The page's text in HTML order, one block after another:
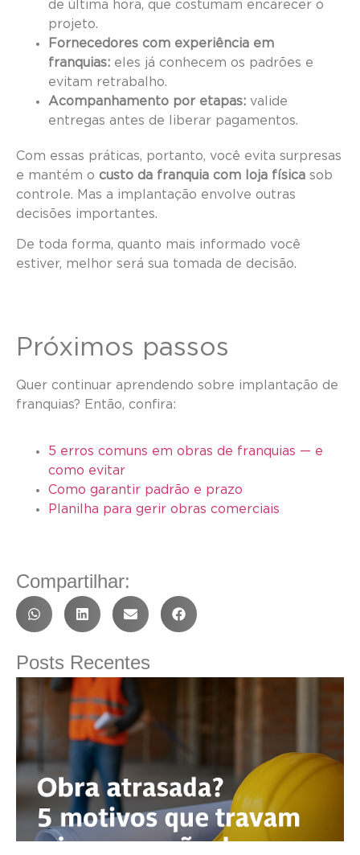
de última hora, que costumam encarecer o
projeto.
Fornecedores com experiência em
franquias: eles já conhecem os padrões e
evitam retrabalho.
Acompanhamento por etapas: valide
entregas antes de liberar pagamentos.
Com essas práticas, portanto, você evita surpresas
e mantém o custo da franquia com loja física sob
controle. Mas a implantação envolve outras
decisões importantes.
De toda forma, quanto mais informado você
estiver, melhor será sua tomada de decisão.
Próximos passos
Quer continuar aprendendo sobre implantação de
franquias? Então, confira:
5 erros comuns em obras de franquias — e
como evitar
Como garantir padrão e prazo
Planilha para gerir obras comerciais
Compartilhar:
Posts Recentes